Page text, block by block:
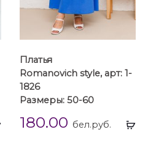
Выбрать
Платья
Romanovich style, арт: 1-
1826
Размеры: 50-60
180.00 бел.руб.